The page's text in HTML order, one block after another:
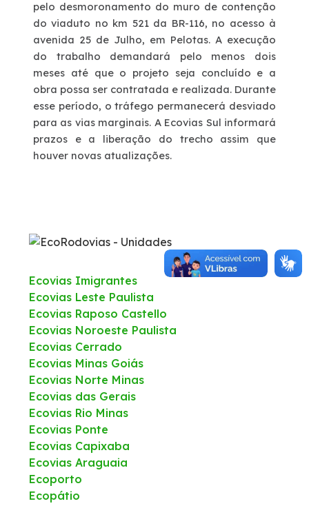
Deficiente Auditivo e de Fala
Fale Conosco
Dúvidas
Fornecedores
pelo desmoronamento do muro de contenção
do viaduto no km 521 da BR-116, no acesso à
avenida 25 de Julho, em Pelotas. A execução
do trabalho demandará pelo menos dois
meses até que o projeto seja concluído e a
obra possa ser contratada e realizada. Durante
esse período, o tráfego permanecerá desviado
para as vias marginais. A Ecovias Sul informará
prazos e a liberação do trecho assim que
houver novas atualizações.
Ecovias Imigrantes
Ecovias Leste Paulista
Ecovias Raposo Castello
Ecovias Noroeste Paulista
Ecovias Cerrado
Ecovias Minas Goiás
Ecovias Norte Minas
Ecovias das Gerais
Ecovias Rio Minas
Ecovias Ponte
Ecovias Capixaba
Ecovias Araguaia
Ecoporto
Ecopátio